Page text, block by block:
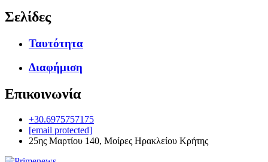
Σελίδες
Ταυτότητα
Διαφήμιση
Επικοινωνία
+30.6975757175
[email protected]
25ης Μαρτίου 140, Μοίρες Ηρακλείου Κρήτης